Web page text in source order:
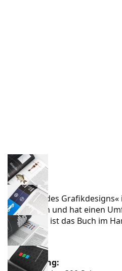
Das »ABC des
erschienen und hat einen
39,90 Euro ist das Buch im
Preis:
EUR 39,90
Ausführung: